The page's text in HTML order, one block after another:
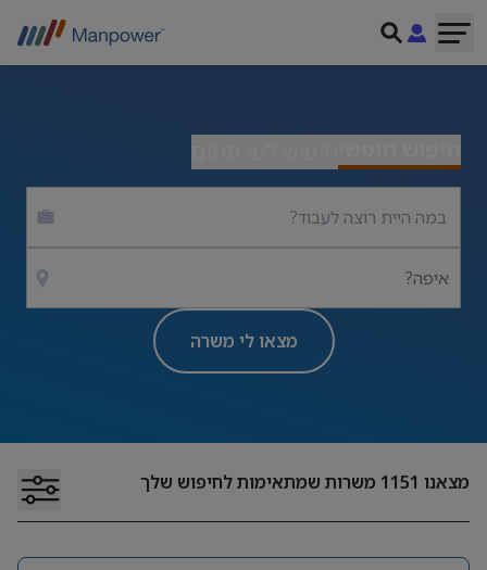
איפה?
מצאו לי משרה
מצאנו 1151 משרות שמתאימות לחיפוש שלך